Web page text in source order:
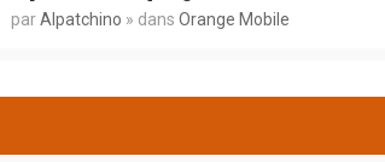
parAlpatchino » dans Orange Mobile